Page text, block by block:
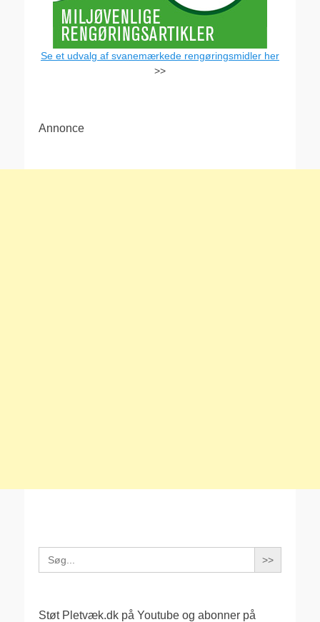
Se et udvalg af svanemærkede rengøringsmidler her
>>
Annonce
Search
for:
Støt Pletvæk.dk på Youtube og abonner på